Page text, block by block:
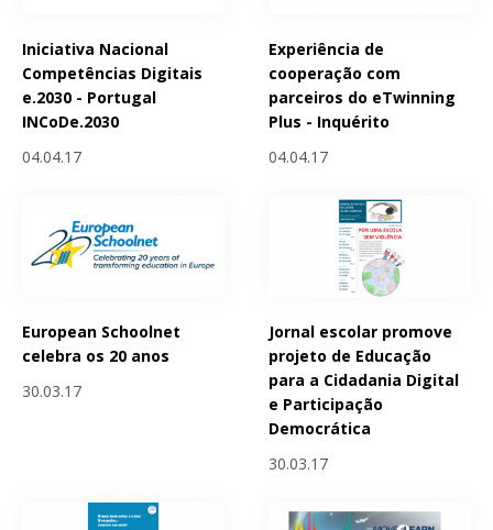
Iniciativa Nacional
Competências Digitais
e.2030 - Portugal
INCoDe.2030
04.04.17
Experiência de
cooperação com
parceiros do eTwinning
Plus - Inquérito
04.04.17
European Schoolnet
celebra os 20 anos
30.03.17
Jornal escolar promove
projeto de Educação
para a Cidadania Digital
e Participação
Democrática
30.03.17